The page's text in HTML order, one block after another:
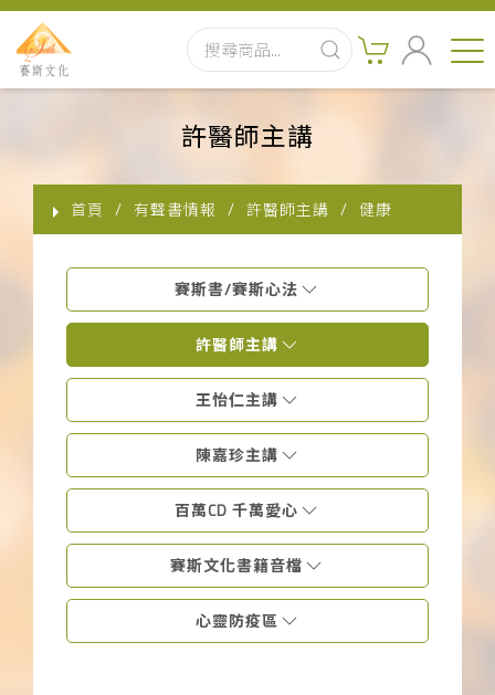
實體出版品
訂閱制有聲書
影音書
關於我們
聯絡客服
下載APP
常見問題
許醫師主講
首頁 有聲書情報 許醫師主講 健康
賽斯書/賽斯心法
許醫師主講
王怡仁主講
陳嘉珍主講
百萬CD 千萬愛心
賽斯文化書籍音檔
心靈防疫區